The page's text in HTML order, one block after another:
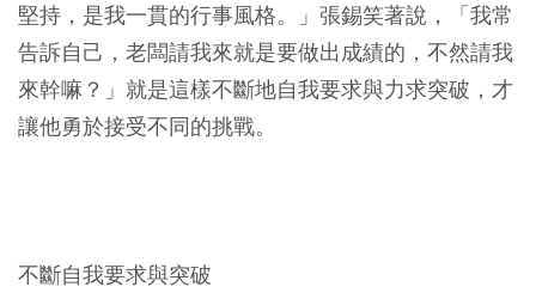
堅持，是我一貫的行事風格。」張錫笑著說，「我常
告訴自己，老闆請我來就是要做出成績的，不然請我
來幹嘛？」就是這樣不斷地自我要求與力求突破，才
讓他勇於接受不同的挑戰。
不斷自我要求與突破